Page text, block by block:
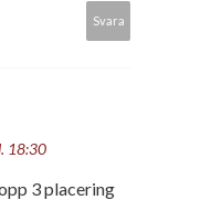
Svara
18:30
3 placering